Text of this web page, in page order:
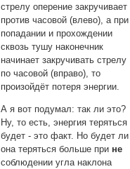
стрелу оперение закручивает
против часовой (влево), а при
попадании и прохождении
сквозь тушу наконечник
начинает закручивать стрелу
по часовой (вправо), то
произойдёт потеря энергии.
А я вот подумал: так ли это?
Ну, то есть, энергия теряться
будет - это факт. Но будет ли
она теряться больше при не
соблюдении угла наклона